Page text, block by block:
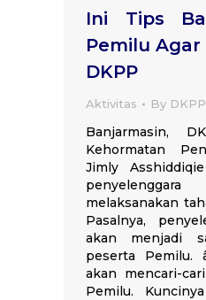
Ini Tips
Pemilu
DKPP
Aktivitas By DKPP
Banjarmasin,
Kehormatan
Jimly
melaksanakan
Pasalnya,
akan menjadi
peserta Pemilu.
akan mencari-
Pemilu.